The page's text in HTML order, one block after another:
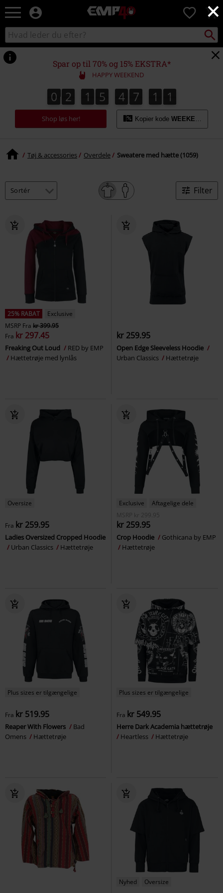
×
EMP
Musik,
TV
gaming
merch
alternativ
mode
0
Søg
sortiment
Søg
Spar op til 70% og 15% EKSTRA*
HAPPY WEEKEND
0
0 2
2 1
1 5
5 4
4 7
7 0
1
0
1 9
1
0
Shop løs her! Kopier kode WEEKEND
Tøj & accessories Overdele Sweatere med hætte (1059)
Filter
25% RABAT
Exclusive
MSRP Fra kr 399.95
Fra kr 297.45
Freaking Out Loud
RED by EMP
Hættetrøje med lynlås
kr 259.95
Open Edge Sleeveless Hoodie
Urban Classics
Hættetrøje
Oversize
Fra kr 259.95
Ladies Oversized Cropped Hoodie
Urban Classics
Hættetrøje
Exclusive
Aftagelige dele
MSRP
kr 299.95
kr 259.95
Crop Hoodie
Gothicana by EMP
Hættetrøje
Plus sizes er tilgængelige
Fra kr 519.95
Reaper With Flowers
Bad
Omens
Hættetrøje
Plus sizes er tilgængelige
Fra kr 549.95
Herre Dark Academia hættetrøje
Heartless
Hættetrøje
Nyhed Oversize